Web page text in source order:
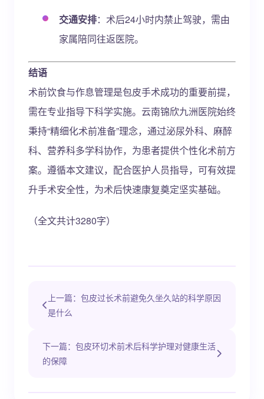
交通安排：术后24小时内禁止驾驶，需由
家属陪同往返医院。
结语
术前饮食与作息管理是包皮手术成功的重要前提，
需在专业指导下科学实施。云南锦欣九洲医院始终
秉持“精细化术前准备”理念，通过泌尿外科、麻醉
科、营养科多学科协作，为患者提供个性化术前方
案。遵循本文建议，配合医护人员指导，可有效提
升手术安全性，为术后快速康复奠定坚实基础。
（全文共计3280字）
上一篇：包皮过长术前避免久坐久站的科学原因
是什么
下一篇：包皮环切术前术后科学护理对健康生活
的保障